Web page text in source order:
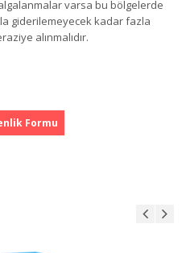
varsa bu bölgelerde
giderilemeyecek kadar fazla
alınmalıdır.
Formu